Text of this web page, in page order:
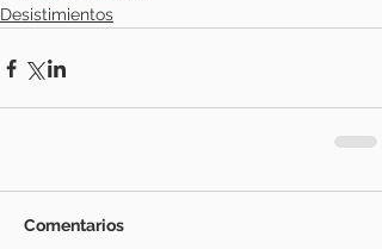
Desistimientos
Comentarios